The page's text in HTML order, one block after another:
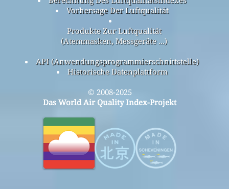
Vorhersage Der Luftqualität
Produkte Zur Luftqualität
(Atemmasken, Messgeräte ...)
API (Anwendungsprogrammierschnittstelle)
Historische Datenplattform
© 2008-2025
Das World Air Quality Index-Projekt